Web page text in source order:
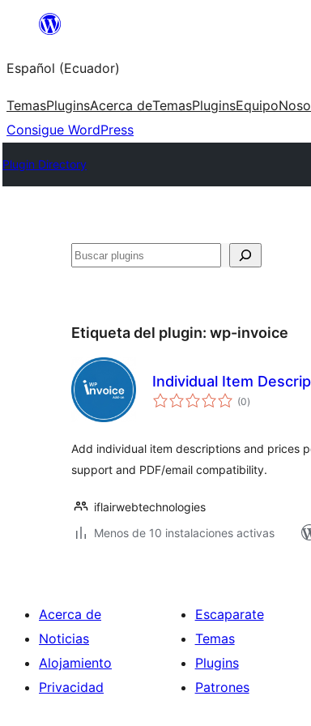
Saltar
contenido
Español (Ecuador)
TemasPluginsAcerca deTemasPluginsEquipo
Consigue WordPress
Plugin Directory
Buscar
Etiqueta del plugin: wp-invoice
Individual Item
(0total
de
)
Add individual item descriptions and prices
support and PDF/email compatibility.
iflairwebtechnologies
Menos de 10 instalaciones activas
Acerca de
Noticias
Alojamiento
Privacidad
Escaparate
Temas
Plugins
Patrones